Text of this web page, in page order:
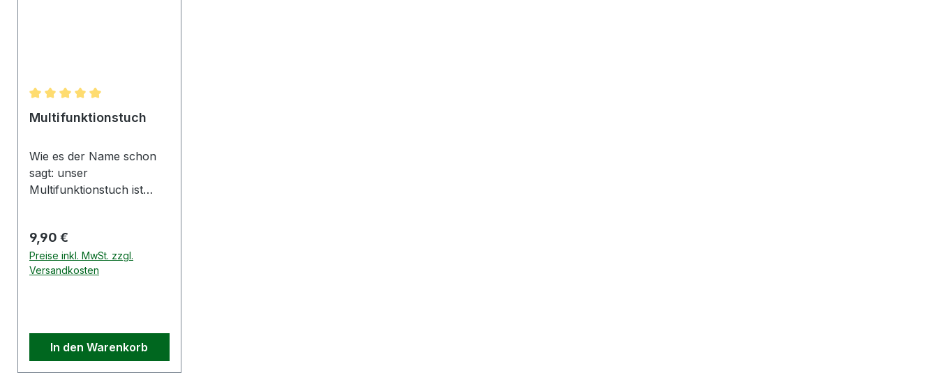
Durchschnittliche Bewertung von 5 von 5 Sternen
Multifunktionstuch
Wie es der Name schon
sagt: unser
Multifunktionstuch ist
Begleiter beim Sport,
Motoradausflug oder
beim Wandern im
mit buntem Druck
Werbung
Regulärer Preis:
9,90 €
Preise inkl. MwSt. zzgl.
Versandkosten
In den Warenkorb